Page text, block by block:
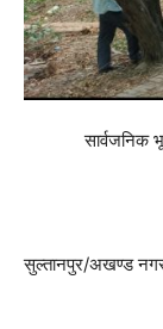
सार्वजनिक
सुल्तानपुर/अखण्ड